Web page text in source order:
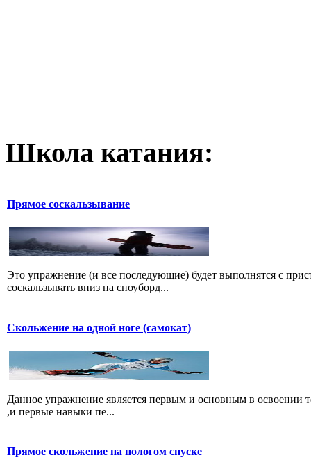
Школа катания:
Прямое соскальзывание
Это упражнение (и все последующие) будет выполнятся с
соскальзывать вниз на сноуборд...
Скольжение на одной ноге (самокат)
Данное упражнение является первым и основным в освоении
,и первые навыки пе...
Прямое скольжение на пологом спуске